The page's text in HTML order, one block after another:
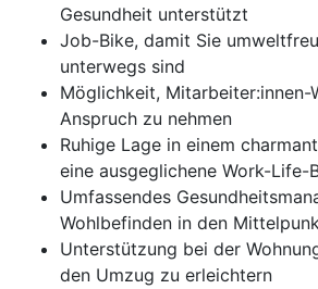
Gesundheit unterstützt
Job-Bike, damit Sie
unterwegs sind
Möglichkeit, Mitarbeiter:innen-
Anspruch zu nehmen
Ruhige Lage in einem
eine ausgeglichene Work-Life-
Umfassendes
Wohlbefinden in den
Unterstützung bei der
den Umzug zu erleichtern